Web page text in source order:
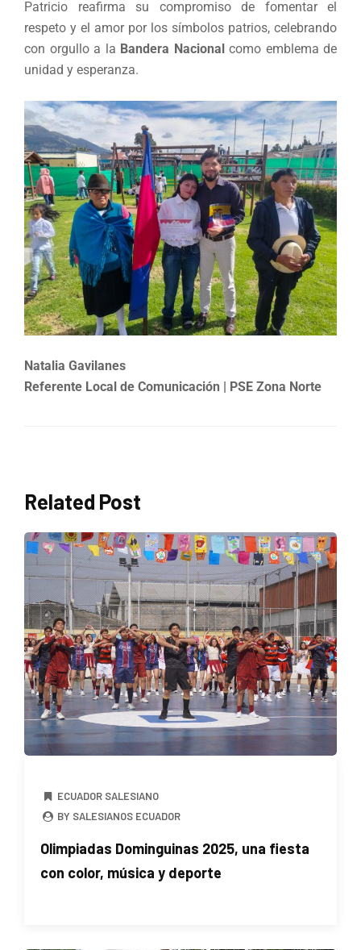
Patricio reafirma su compromiso de fomentar el
respeto y el amor por los símbolos patrios, celebrando
con orgullo a la Bandera Nacional como emblema de
unidad y esperanza.
Natalia Gavilanes
Referente Local de Comunicación | PSE Zona Norte
Related Post
ECUADOR SALESIANO
BY SALESIANOS ECUADOR
Olimpiadas Dominguinas 2025, una fiesta
con color, música y deporte